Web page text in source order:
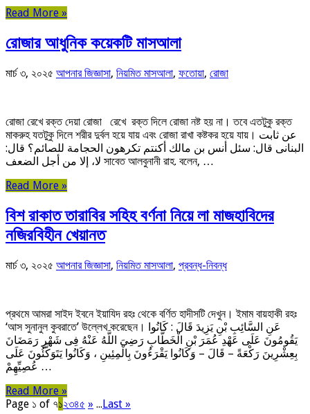
Read More »
রোজার আধুনিক কয়েকটি মাসআলা
মার্চ ৩, ২০২৫ আপনার জিজ্ঞাসা, নিয়মিত মাসআলা, ফতোয়া, রোজা
রোজা রেখে রক্ত দেয়া রোজা রেখে রক্ত দিলে রোজা নষ্ট হয় না। তবে এতটুকু রক্ত
মাকরুহ যতটুকু দিলে শরীর দুর্বল হয়ে যায় এবং রোজা রাখা কষ্টকর হয়ে যায়। عن ثابت
البنانى قال: سئل أنس بن مالك أكنتم تكرهون الحجامة للصائم؟ قال:
لا، إلا من أجل الضعف সাবেত আলবুনানী রাহ. বলেন, …
Read More »
বিশ রাকাত তারাবির সহিহ বর্ণনা নিয়ে লা মাজহাবিদের
নজিরবিহীন খেয়ানত
মার্চ ৩, ২০২৫ আপনার জিজ্ঞাসা, নিয়মিত মাসআলা, প্রবন্ধ-নিবন্ধ
প্রথমে আমরা সাইদ ইবনে ইয়াযিদ রহঃ থেকে বর্ণিত হাদীসটি দেখুন। ইমাম বায়হাকী রহঃ
‘আস সুনানুল কুবরাতে’ উল্লেখ করেছেন। عَنِ السَّائِبِ بْنِ يَزِيدَ قَالَ : كَانُوا
يَقُومُونَ عَلَى عَهْدِ عُمَرَ بْنِ الْخَطَّابِ رَضِىَ اللَّهُ عَنْهُ فِى شَهْرِ رَمَضَانَ
بِعِشْرِينَ رَكْعَةً – قَالَ – وَكَانُوا يَقْرَءُونَ بِالْمِئِينِ ، وَكَانُوا يَتَوَكَّئُونَ عَلَى
عُصِيِّهِمْ …
Read More »
Page ১ of ৭১২৩৪৫ » ...Last »